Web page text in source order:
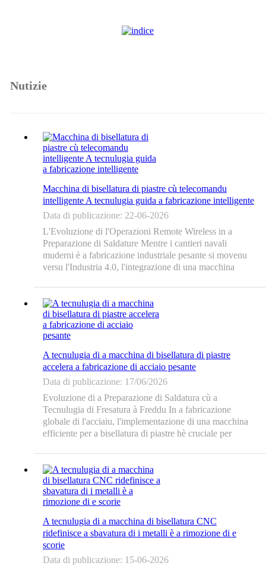
Nutizie
Macchina di bisellatura di piastre cù telecomandu
intelligente A tecnulugia guida a fabricazione intelligente
Data di publicazione: 22-06-2026
L'Evoluzione di l'Operazioni Remote Wireless in a
Preparazione di Saldature Mentre i cantieri navali
muderni è a fabricazione industriale pesante si movenu
versu l'Industria 4.0, l'integrazione di una macchina
wireless hè diventata una tendenza maiò.
L'alimentazione manuale tradiziunale o a saldatura à
corta distanza...
A tecnulugia di a macchina di bisellatura di piastre
accelera a fabricazione di acciaio pesante
Data di publicazione: 17/06/2026
Evoluzione di a Preparazione di Saldatura cù a
Tecnulugia di Fresatura à Freddu In a fabricazione
globale di l'acciaiu, l'implementazione di una macchina
efficiente per a bisellatura di piastre hè cruciale per
periculosa è e zone affettate da u calore (HAZ) causate
da a torcia tradiziunale à ossigenu, l'in...
A tecnulugia di a macchina di bisellatura CNC
ridefinisce a sbavatura di i metalli è a rimozione di e
scorie
Data di publicazione: 15-06-2026